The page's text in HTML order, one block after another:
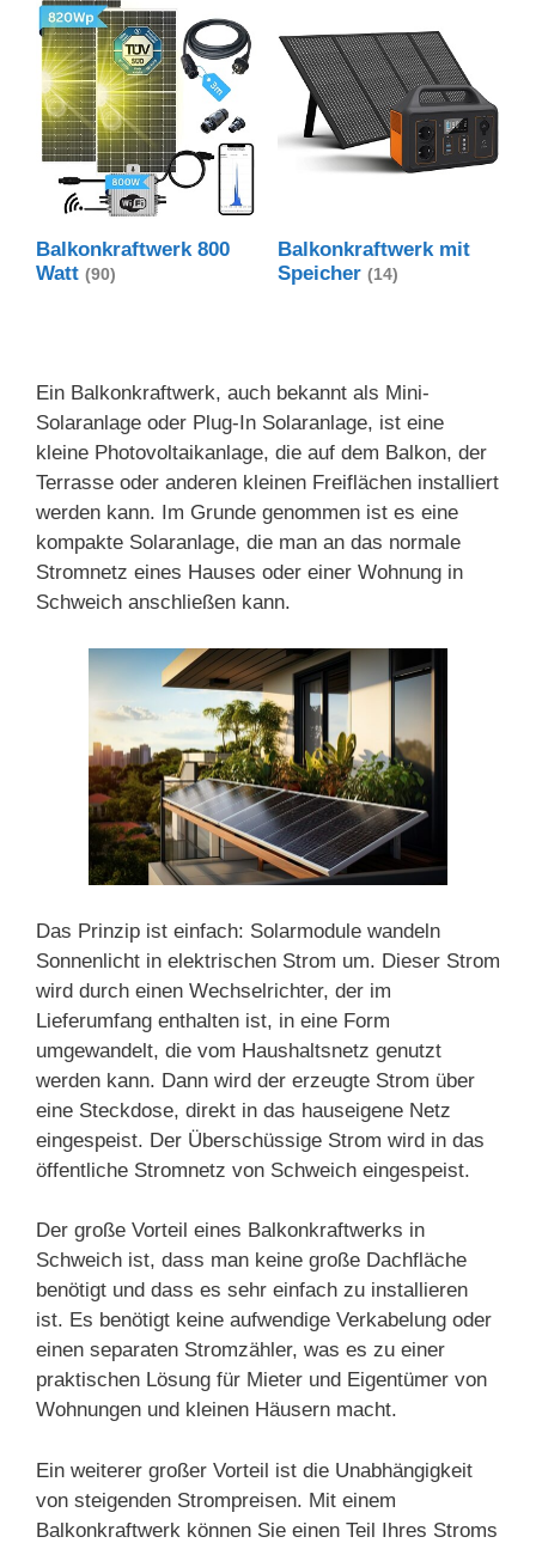
Balkonkraftwerk 800
Watt (90)
Balkonkraftwerk mit
Speicher (14)
Ein Balkonkraftwerk, auch bekannt als Mini-
Solaranlage oder Plug-In Solaranlage, ist eine
kleine Photovoltaikanlage, die auf dem Balkon, der
Terrasse oder anderen kleinen Freiflächen installiert
werden kann. Im Grunde genommen ist es eine
kompakte Solaranlage, die man an das normale
Stromnetz eines Hauses oder einer Wohnung in
Schweich anschließen kann.
Das Prinzip ist einfach: Solarmodule wandeln
Sonnenlicht in elektrischen Strom um. Dieser Strom
wird durch einen Wechselrichter, der im
Lieferumfang enthalten ist, in eine Form
umgewandelt, die vom Haushaltsnetz genutzt
werden kann. Dann wird der erzeugte Strom über
eine Steckdose, direkt in das hauseigene Netz
eingespeist. Der Überschüssige Strom wird in das
öffentliche Stromnetz von Schweich eingespeist.
Der große Vorteil eines Balkonkraftwerks in
Schweich ist, dass man keine große Dachfläche
benötigt und dass es sehr einfach zu installieren
ist. Es benötigt keine aufwendige Verkabelung oder
einen separaten Stromzähler, was es zu einer
praktischen Lösung für Mieter und Eigentümer von
Wohnungen und kleinen Häusern macht.
Ein weiterer großer Vorteil ist die Unabhängigkeit
von steigenden Strompreisen. Mit einem
Balkonkraftwerk können Sie einen Teil Ihres Stroms